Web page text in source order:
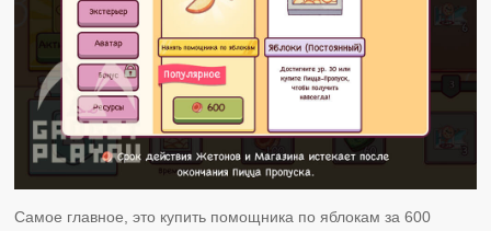
Самое главное, это купить помощника по яблокам за 600